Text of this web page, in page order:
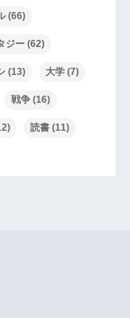
(66)
ジー(62)
(13) 大学(7)
戦争(16)
読書(11)